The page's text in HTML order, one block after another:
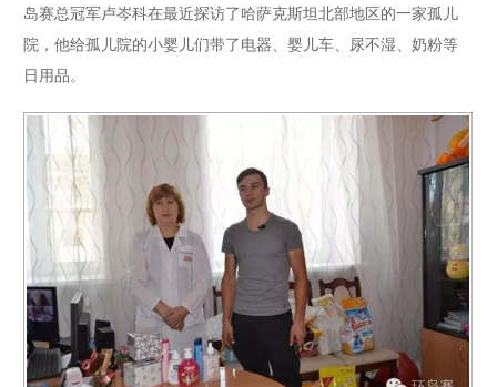
岛赛总冠军卢岑科在最近探访了哈萨克斯坦北部地区的一家孤儿
院，他给孤儿院的小婴儿们带了电器、婴儿车、尿不湿、奶粉等
日用品。